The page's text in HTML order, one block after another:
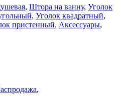
, Штора на ванну, Уголок
, Уголок квадратный,
пристенный, Аксессуары,
,